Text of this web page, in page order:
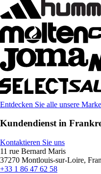
Entdecken Sie alle unsere
Kundendienst in
Kontaktieren Sie uns
11 rue Bernard Maris
37270 Montlouis-sur-Loire,
+33 1 86 47 62 58